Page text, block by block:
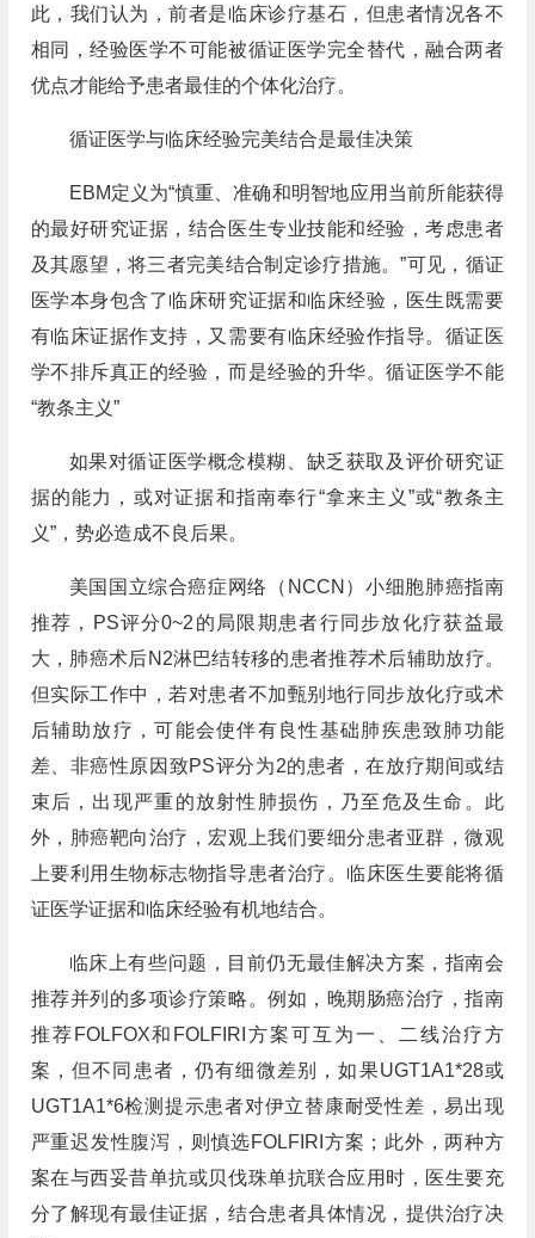
此，我们认为，前者是临床诊疗基石，但患者情况各不
相同，经验医学不可能被循证医学完全替代，融合两者
优点才能给予患者最佳的个体化治疗。
循证医学与临床经验完美结合是最佳决策
EBM定义为“慎重、准确和明智地应用当前所能获得
的最好研究证据，结合医生专业技能和经验，考虑患者
及其愿望，将三者完美结合制定诊疗措施。”可见，循证
医学本身包含了临床研究证据和临床经验，医生既需要
有临床证据作支持，又需要有临床经验作指导。循证医
学不排斥真正的经验，而是经验的升华。循证医学不能
“教条主义”
如果对循证医学概念模糊、缺乏获取及评价研究证
据的能力，或对证据和指南奉行“拿来主义”或“教条主
义”，势必造成不良后果。
美国国立综合癌症网络（NCCN）小细胞肺癌指南
推荐，PS评分0~2的局限期患者行同步放化疗获益最
大，肺癌术后N2淋巴结转移的患者推荐术后辅助放疗。
但实际工作中，若对患者不加甄别地行同步放化疗或术
后辅助放疗，可能会使伴有良性基础肺疾患致肺功能
差、非癌性原因致PS评分为2的患者，在放疗期间或结
束后，出现严重的放射性肺损伤，乃至危及生命。此
外，肺癌靶向治疗，宏观上我们要细分患者亚群，微观
上要利用生物标志物指导患者治疗。临床医生要能将循
证医学证据和临床经验有机地结合。
临床上有些问题，目前仍无最佳解决方案，指南会
推荐并列的多项诊疗策略。例如，晚期肠癌治疗，指南
推荐FOLFOX和FOLFIRI方案可互为一、二线治疗方
案，但不同患者，仍有细微差别，如果UGT1A1*28或
UGT1A1*6检测提示患者对伊立替康耐受性差，易出现
严重迟发性腹泻，则慎选FOLFIRI方案；此外，两种方
案在与西妥昔单抗或贝伐珠单抗联合应用时，医生要充
分了解现有最佳证据，结合患者具体情况，提供治疗决